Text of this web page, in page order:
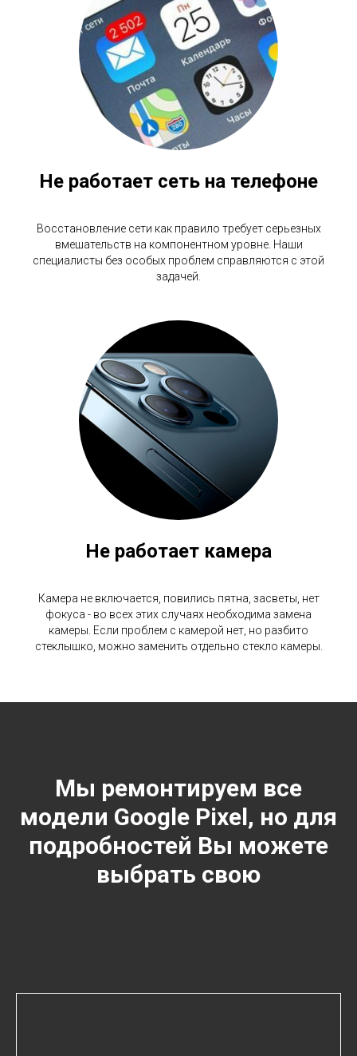
Не работает сеть на телефоне
Восстановление сети как правило требует серьезных
вмешательств на компонентном уровне. Наши
специалисты без особых проблем справляются с этой
задачей.
Не работает камера
Камера не включается, повились пятна, засветы, нет
фокуса - во всех этих случаях необходима замена
камеры. Если проблем с камерой нет, но разбито
стеклышко, можно заменить отдельно стекло камеры.
Мы ремонтируем все
модели Google Pixel, но для
подробностей Вы можете
выбрать свою